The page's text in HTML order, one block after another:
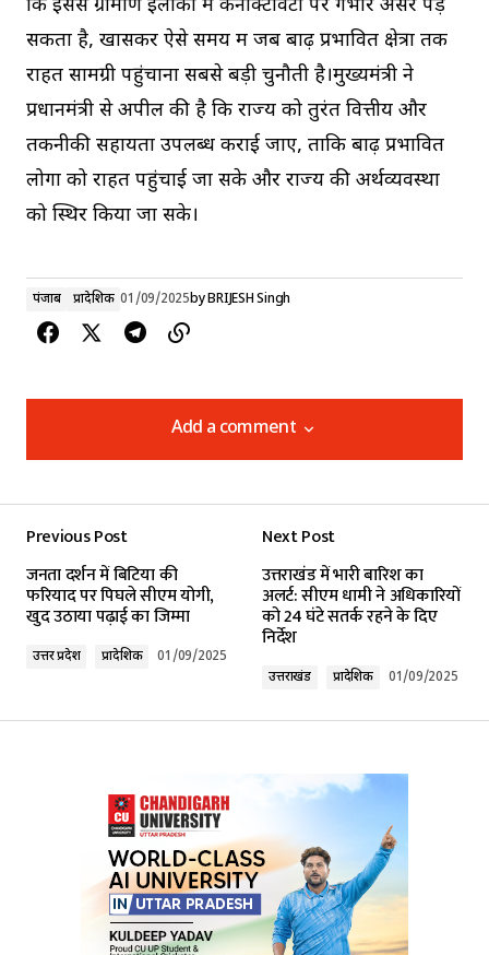
कि इससे ग्रामीण इलाकों में कनेक्टिविटी पर गंभीर असर पड़
सकता है, खासकर ऐसे समय में जब बाढ़ प्रभावित क्षेत्रों तक
राहत सामग्री पहुंचाना सबसे बड़ी चुनौती है।मुख्यमंत्री ने
प्रधानमंत्री से अपील की है कि राज्य को तुरंत वित्तीय और
तकनीकी सहायता उपलब्ध कराई जाए, ताकि बाढ़ प्रभावित
लोगों को राहत पहुंचाई जा सके और राज्य की अर्थव्यवस्था
को स्थिर किया जा सके।
पंजाब प्रादेशिक 01/09/2025byBRIJESH Singh
Add a comment
Add a comment
Required fields are marked*
Your E-mail*
Submit Comment
Previous Post
जनता दर्शन में बिटिया की
फरियाद पर पिघले सीएम योगी,
खुद उठाया पढ़ाई का जिम्मा
उत्तर प्रदेश प्रादेशिक 01/09/2025
Next Post
उत्तराखंड में भारी बारिश का
अलर्ट: सीएम धामी ने अधिकारियों
को 24 घंटे सतर्क रहने के दिए
निर्देश
उत्तराखंड प्रादेशिक 01/09/2025